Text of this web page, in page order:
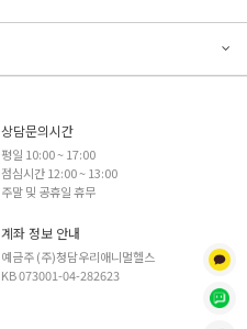
상담문의시간
평일 10:00 ~ 17:00
점심시간 12:00 ~ 13:00
주말 및 공휴일 휴무
계좌 정보 안내
예금주 (주)청담우리애니멀헬스
KB 073001-04-282623